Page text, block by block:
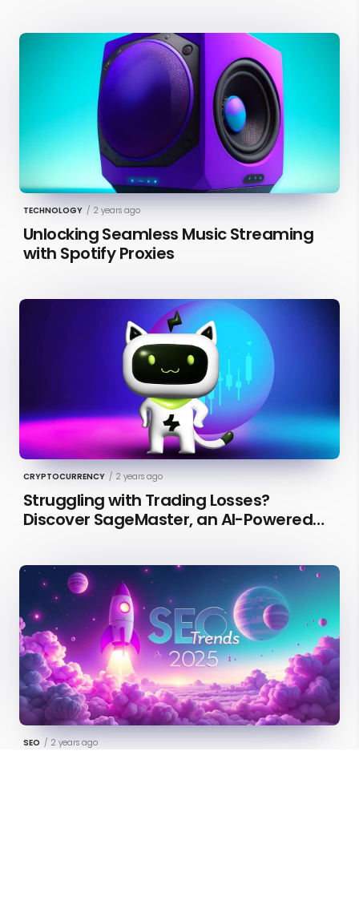
TECHNOLOGY / 2 years ago
Unlocking Seamless Music Streaming
with Spotify Proxies
CRYPTOCURRENCY / 2 years ago
Struggling with Trading Losses?
Discover SageMaster, an AI-Powered
SEO / 2 years ago